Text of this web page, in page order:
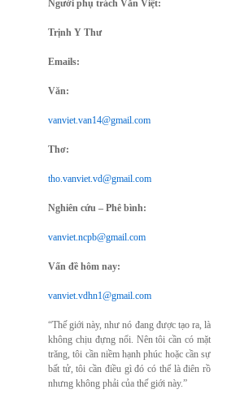
Người phụ trách Văn Việt:
Trịnh Y Thư
Emails:
Văn:
vanviet.van14@gmail.com
Thơ:
tho.vanviet.vd@gmail.com
Nghiên cứu – Phê bình:
vanviet.ncpb@gmail.com
Vấn đề hôm nay:
vanviet.vdhn1@gmail.com
“Thế giới này, như nó đang được tạo ra, là
không chịu đựng nổi. Nên tôi cần có mặt
trăng, tôi cần niềm hạnh phúc hoặc cần sự
bất tử, tôi cần điều gì đó có thể là điên rồ
nhưng không phải của thế giới này.”